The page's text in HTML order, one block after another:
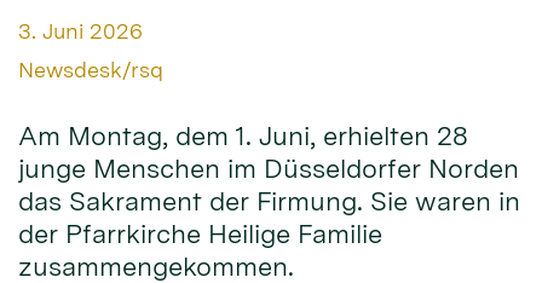
Datum:
3. Juni 2026
Von:
Newsdesk/rsq
Am Montag, dem 1. Juni, erhielten 28
junge Menschen im Düsseldorfer Norden
das Sakrament der Firmung. Sie waren in
der Pfarrkirche Heilige Familie
zusammengekommen.